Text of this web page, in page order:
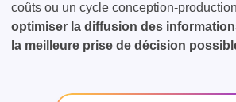
coûts ou un cycle conception-
optimiser la diffusion des
la meilleure prise de décision